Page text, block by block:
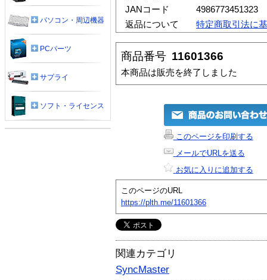
JANコード
4986773451323
返品について
特定商取引法に
商品番号 11601366
本商品は販売を終了しました
このページを印刷する
メールでURLを送る
お気に入りに追加する
このページのURL
https://plth.me/11601366
関連カテゴリ
SyncMaster
パソコン・周辺機器
PCパーツ
サプライ
ソフト・ライセンス